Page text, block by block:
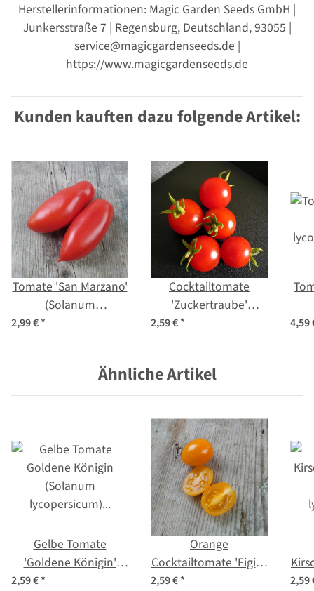
Herstellerinformationen: Magic Garden Seeds GmbH |
Junkersstraße 7 | Regensburg, Deutschland, 93055 |
service@magicgardenseeds.de |
https://www.magicgardenseeds.de
Kunden kauften dazu folgende Artikel:
Tomate 'San Marzano'
(Solanum
lycopersicum) Bio
2,99 €*
Cocktailtomate
'Zuckertraube'
(Solanum
Saatgut
2,59 €* 4,59
Ähnliche Artikel
Gelbe Tomate
'Goldene Königin'
(Solanum
2,59 €*
Orange
Cocktailtomate 'Figiel'
(Solanum
2,59 €* 2,59